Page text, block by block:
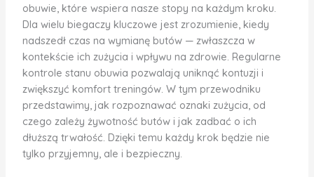
obuwie, które wspiera nasze stopy na każdym kroku.
Dla wielu biegaczy kluczowe jest zrozumienie, kiedy
nadszedł czas na wymianę butów — zwłaszcza w
kontekście ich zużycia i wpływu na zdrowie. Regularne
kontrole stanu obuwia pozwalają uniknąć kontuzji i
zwiększyć komfort treningów. W tym przewodniku
przedstawimy, jak rozpoznawać oznaki zużycia, od
czego zależy żywotność butów i jak zadbać o ich
dłuższą trwałość. Dzięki temu każdy krok będzie nie
tylko przyjemny, ale i bezpieczny.